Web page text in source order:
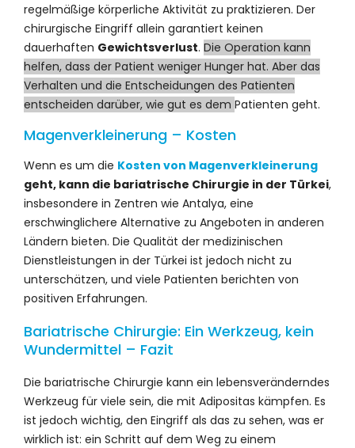
regelmäßige körperliche Aktivität zu praktizieren. Der
chirurgische Eingriff allein garantiert keinen
dauerhaften Gewichtsverlust. Die Operation kann
helfen, dass der Patient weniger Hunger hat. Aber das
Verhalten und die Entscheidungen des Patienten
entscheiden darüber, wie gut es dem Patienten geht.
Magenverkleinerung – Kosten
Wenn es um die Kosten von Magenverkleinerung
geht, kann die bariatrische Chirurgie in der Türkei,
insbesondere in Zentren wie Antalya, eine
erschwinglichere Alternative zu Angeboten in anderen
Ländern bieten. Die Qualität der medizinischen
Dienstleistungen in der Türkei ist jedoch nicht zu
unterschätzen, und viele Patienten berichten von
positiven Erfahrungen.
Bariatrische Chirurgie: Ein Werkzeug, kein
Wundermittel – Fazit
Die bariatrische Chirurgie kann ein lebensveränderndes
Werkzeug für viele sein, die mit Adipositas kämpfen. Es
ist jedoch wichtig, den Eingriff als das zu sehen, was er
wirklich ist: ein Schritt auf dem Weg zu einem